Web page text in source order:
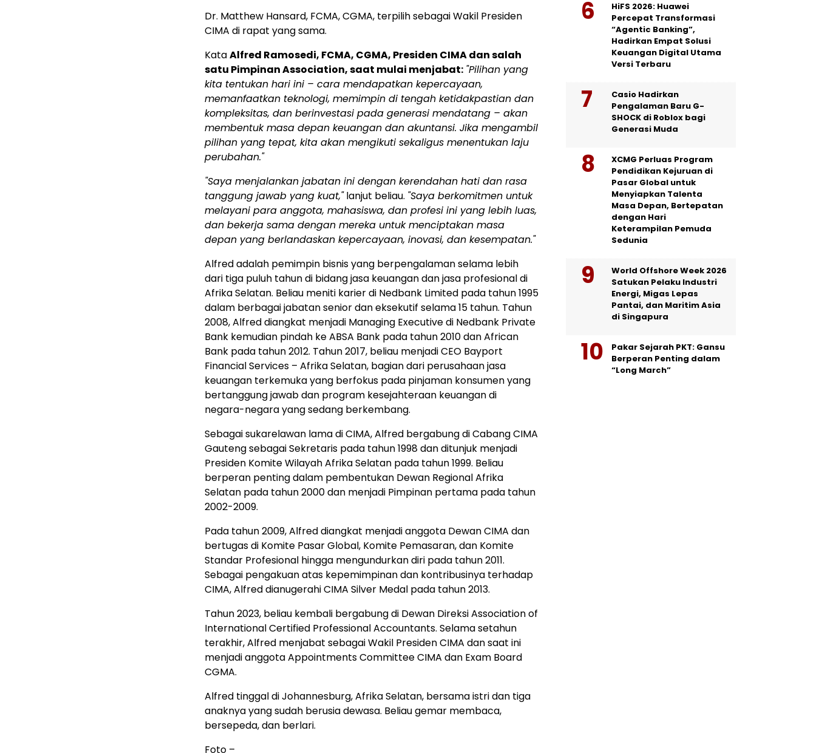
Dr. Matthew Hansard, FCMA, CGMA, terpilih sebagai Wakil Presiden
CIMA di rapat yang sama.
KataAlfred Ramosedi, FCMA, CGMA, Presiden CIMA dan salah
satu Pimpinan Association, saat mulai menjabat: "Pilihan yang
kita tentukan hari ini – cara mendapatkan kepercayaan,
memanfaatkan teknologi, memimpin di tengah ketidakpastian dan
kompleksitas, dan berinvestasi pada generasi mendatang – akan
membentuk masa depan keuangan dan akuntansi. Jika mengambil
pilihan yang tepat, kita akan mengikuti sekaligus menentukan laju
perubahan."
"Saya menjalankan jabatan ini dengan kerendahan hati dan rasa
tanggung jawab yang kuat,"lanjut beliau. "Saya berkomitmen untuk
melayani para anggota, mahasiswa, dan profesi ini yang lebih luas,
dan bekerja sama dengan mereka untuk menciptakan masa
depan yang berlandaskan kepercayaan, inovasi, dan kesempatan."
Alfred adalah pemimpin bisnis yang berpengalaman selama lebih
dari tiga puluh tahun di bidang jasa keuangan dan jasa profesional di
Afrika Selatan. Beliau meniti karier di Nedbank Limited pada tahun 1995
dalam berbagai jabatan senior dan eksekutif selama 15 tahun. Tahun
2008, Alfred diangkat menjadi Managing Executive di Nedbank Private
Bank kemudian pindah ke ABSA Bank pada tahun 2010 dan African
Bank pada tahun 2012. Tahun 2017, beliau menjadi CEO Bayport
Financial Services – Afrika Selatan, bagian dari perusahaan jasa
keuangan terkemuka yang berfokus pada pinjaman konsumen yang
bertanggung jawab dan program kesejahteraan keuangan di
negara-negara yang sedang berkembang.
Sebagai sukarelawan lama di CIMA, Alfred bergabung di Cabang CIMA
Gauteng sebagai Sekretaris pada tahun 1998 dan ditunjuk menjadi
Presiden Komite Wilayah Afrika Selatan pada tahun 1999. Beliau
berperan penting dalam pembentukan Dewan Regional Afrika
Selatan pada tahun 2000 dan menjadi Pimpinan pertama pada tahun
2002-2009.
Pada tahun 2009, Alfred diangkat menjadi anggota Dewan CIMA dan
bertugas di Komite Pasar Global, Komite Pemasaran, dan Komite
Standar Profesional hingga mengundurkan diri pada tahun 2011.
Sebagai pengakuan atas kepemimpinan dan kontribusinya terhadap
CIMA, Alfred dianugerahi CIMA Silver Medal pada tahun 2013.
Tahun 2023, beliau kembali bergabung di Dewan Direksi Association of
International Certified Professional Accountants. Selama setahun
terakhir, Alfred menjabat sebagai Wakil Presiden CIMA dan saat ini
menjadi anggota Appointments Committee CIMA dan Exam Board
CGMA.
Alfred tinggal di Johannesburg, Afrika Selatan, bersama istri dan tiga
anaknya yang sudah berusia dewasa. Beliau gemar membaca,
bersepeda, dan berlari.
Foto –
HiFS 2026: Huawei
Percepat Transformasi
“Agentic Banking”,
Hadirkan Empat Solusi
Keuangan Digital Utama
Versi Terbaru
Casio Hadirkan
Pengalaman Baru G-
SHOCK di Roblox bagi
Generasi Muda
XCMG Perluas Program
Pendidikan Kejuruan di
Pasar Global untuk
Menyiapkan Talenta
Masa Depan, Bertepatan
dengan Hari
Keterampilan Pemuda
Sedunia
World Offshore Week 2026
Satukan Pelaku Industri
Energi, Migas Lepas
Pantai, dan Maritim Asia
di Singapura
Pakar Sejarah PKT: Gansu
Berperan Penting dalam
“Long March”